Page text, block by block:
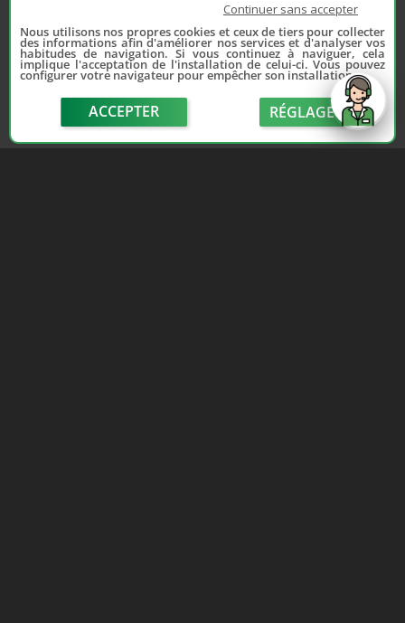
Continuer sans accepter
Nous utilisons nos propres cookies et ceux de tiers pour collecter
des informations afin d'améliorer nos services et d'analyser vos
habitudes de navigation. Si vous continuez à naviguer, cela
implique l'acceptation de l'installation de celui-ci. Vous pouvez
configurer votre navigateur pour empêcher son installation.
ACCEPTER RÉGLAGE